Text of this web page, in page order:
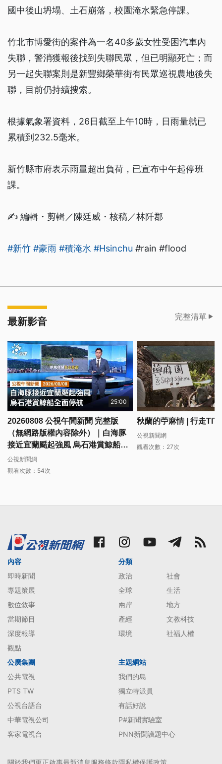
國中後山坍塌、土石崩落，校園淹水緊急停課。
竹北市博愛街的案件為一名40多歲女性受困汽車內
失聯，警消獲報後找到失聯民眾，但已明顯死亡；而
另一起失聯案則是新豐鄉榮華街有民眾巡視農地後失
聯，目前仍持續搜索。
根據氣象署資料，26日截至上午10時，日雨量就已
累積到232.5毫米。
新竹縣市府表示雨量超出負荷，已宣布中午起停班
課。
✍️ 編輯・剪輯／陳廷威・核稿／林阡郡
#新竹 #豪雨 #積淹水 #Hsinchu #rain #flood
最新影音 完整清單
25:00
20260808 公視午間新聞 完整版
（無網路版權內容除外）｜白海豚
接近宜蘭颳起強風 烏石港賞鯨船全
面停航
公視新聞網
觀看次數：54次
秋蘭的苧麻情 | 行走TIT
公視新聞網
觀看次數：27次
內容
即時新聞
專題策展
數位敘事
當期節目
深度報導
觀點
分類
政治
社會
全球
生活
兩岸
地方
產經
文教科技
環境
社福人權
公廣集團
公共電視
PTS TW
公視台語台
中華電視公司
客家電視台
主題網站
我們的島
獨立特派員
有話好說
P#新聞實驗室
PNN新聞議題中心
關於我們更正啟事最新消息 服務條款隱私權保護政策